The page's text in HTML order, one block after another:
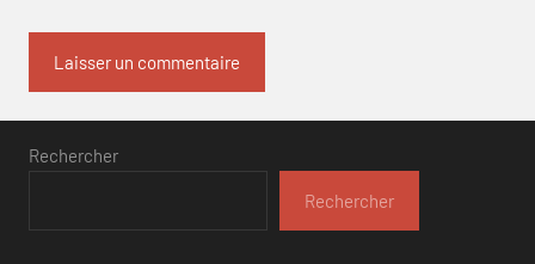
Rechercher
Rechercher